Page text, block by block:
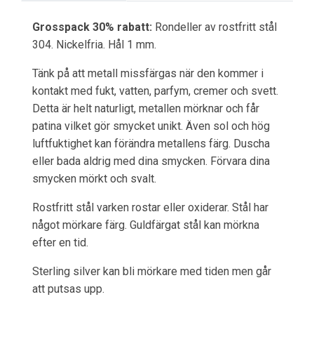
Grosspack 30% rabatt: Rondeller av rostfritt stål
304. Nickelfria. Hål 1 mm.
Tänk på att metall missfärgas när den kommer i
kontakt med fukt, vatten, parfym, cremer och svett.
Detta är helt naturligt, metallen mörknar och får
patina vilket gör smycket unikt. Även sol och hög
luftfuktighet kan förändra metallens färg. Duscha
eller bada aldrig med dina smycken. Förvara dina
smycken mörkt och svalt.
Rostfritt stål varken rostar eller oxiderar. Stål har
något mörkare färg. Guldfärgat stål kan mörkna
efter en tid.
Sterling silver kan bli mörkare med tiden men går
att putsas upp.